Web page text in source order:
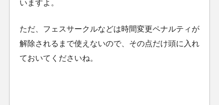
いますよ。
ただ、フェスサークルなどは時間変更ペナルティが
解除されるまで使えないので、その点だけ頭に入れ
ておいてくださいね。